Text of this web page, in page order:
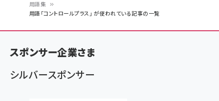
ン
く
ず
用語集
用語「コントロールプラス」 が使われている記事の一覧
スポンサー企業さま
シルバースポンサー